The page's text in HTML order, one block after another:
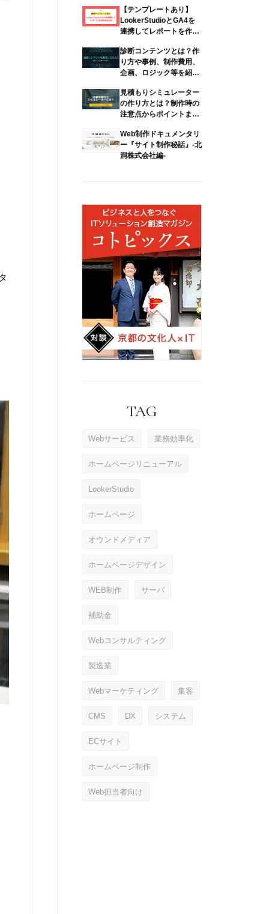
【テンプレートあり】
LookerStudioとGA4を
連携してレポートを作成
診断コンテンツとは？作
り方や事例、制作費用、
企画、ロジック等を紹
見積もりシミュレーター
の作り方とは？制作時の
注意点からポイントまで
Web制作ドキュメンタリ
ー『サイト制作秘話』-北
洞株式会社編-
TAG
Webサービス 業務効率化
ホームページリニューアル
LookerStudio
ホームページ
オウンドメディア
ホームページデザイン
WEB制作 サーバ
補助金
Webコンサルティング
製造業
Webマーケティング 集客
CMS DX システム
ECサイト
ホームページ制作
Web担当者向け